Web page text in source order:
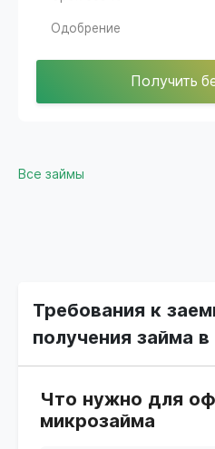
Одобрение
Получить
Все займы
Требования к
получения займа в
Что нужно для
микрозайма